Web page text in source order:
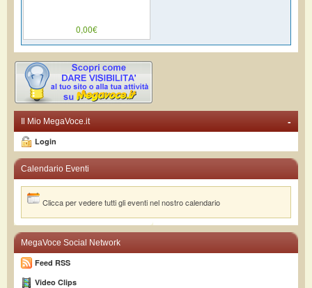
0,00€
-
Il Mio MegaVoce.it
Login
Calendario Eventi
Clicca per vedere tutti gli eventi nel nostro calendario
MegaVoce Social Network
Feed RSS
Video Clips